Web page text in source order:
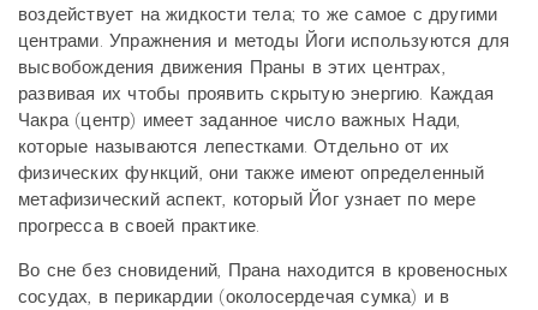
воздействует на жидкости тела; то же самое с другими
центрами. Упражнения и методы Йоги используются для
высвобождения движения Праны в этих центрах,
развивая их чтобы проявить скрытую энергию. Каждая
Чакра (центр) имеет заданное число важных Нади,
которые называются лепестками. Отдельно от их
физических функций, они также имеют определенный
метафизический аспект, который Йог узнает по мере
прогресса в своей практике.
Во сне без сновидений, Прана находится в кровеносных
сосудах, в перикардии (околосердечая сумка) и в